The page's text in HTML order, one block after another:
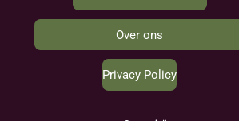
Over ons
Privacy Policy